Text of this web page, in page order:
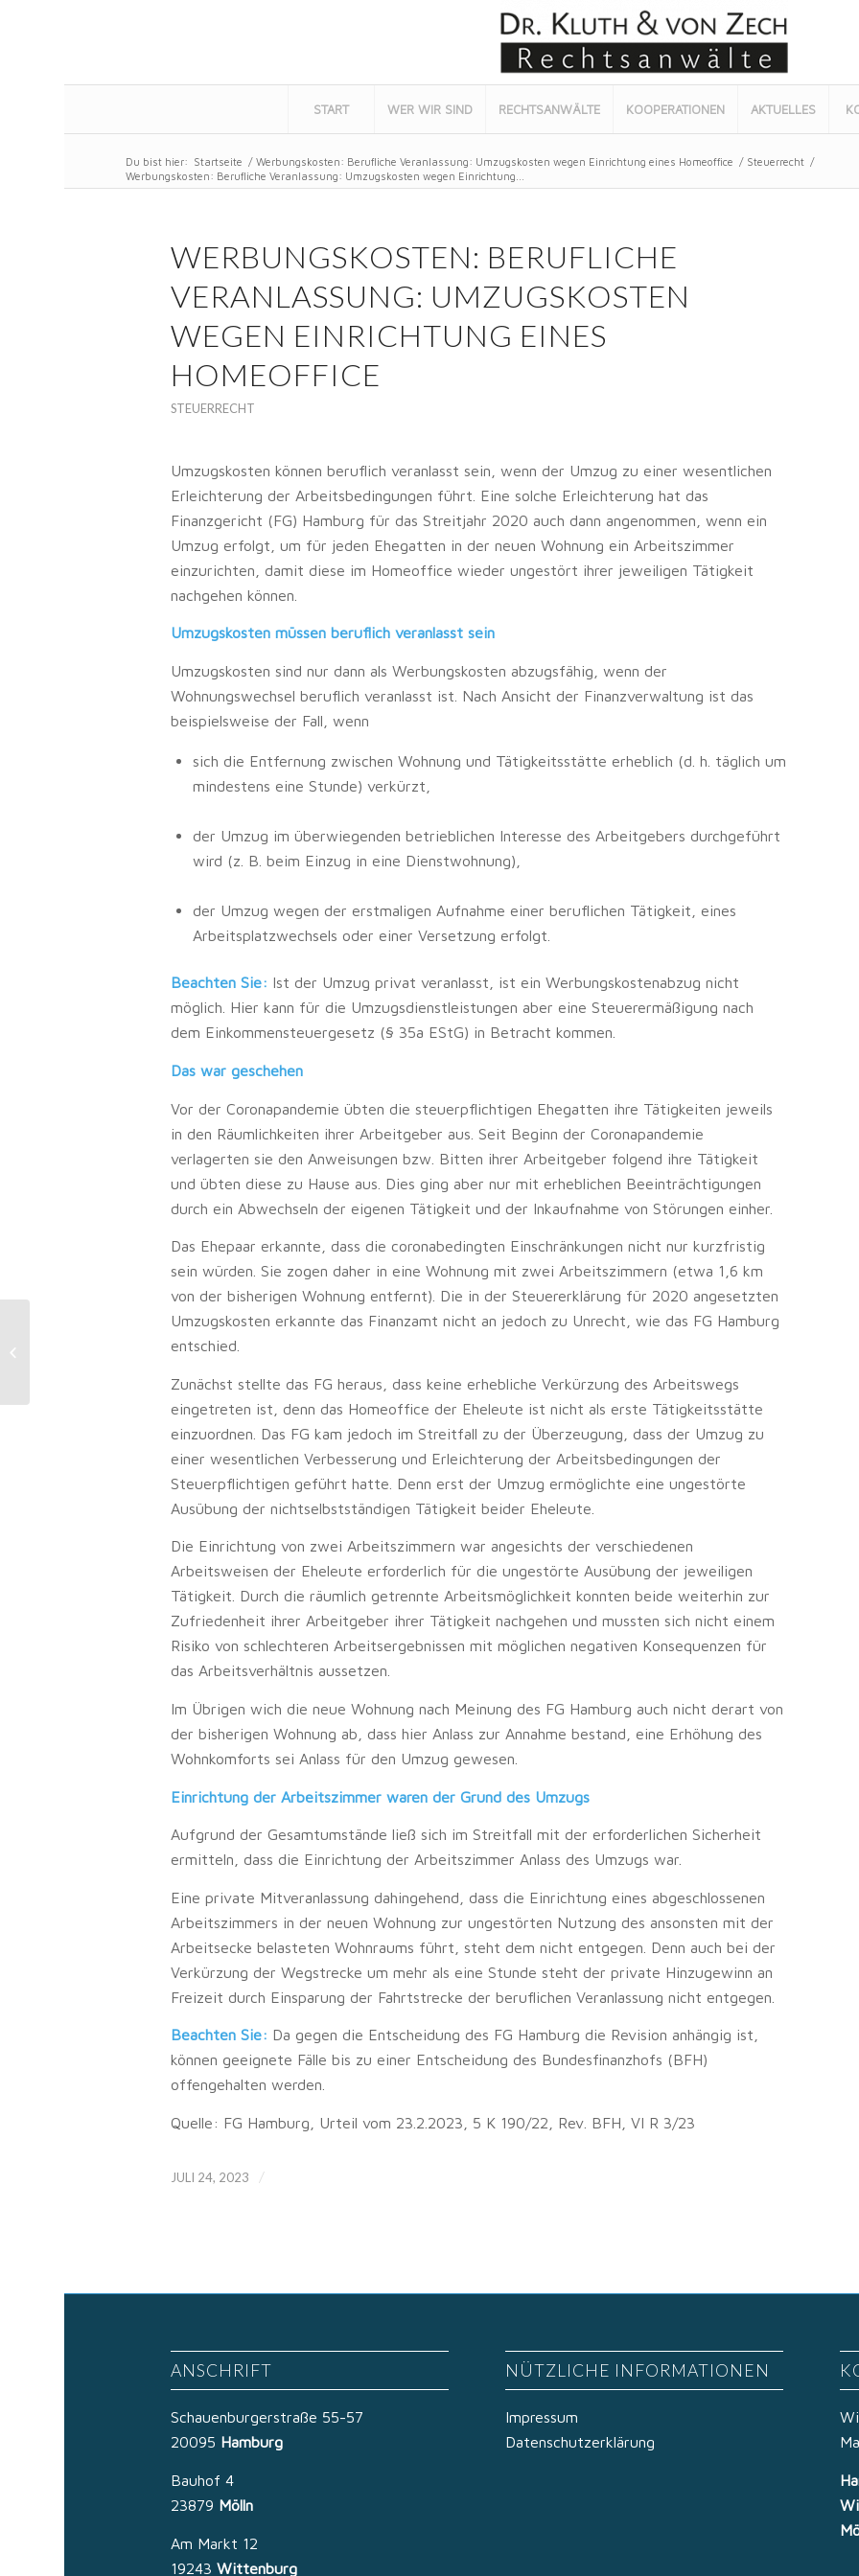
START WER WIR SIND RECHTSANWÄLTE KOOPERATIONEN AKTUELLES
Du bist hier: Startseite / Werbungskosten: Berufliche Veranlassung: Umzugskosten wegen Einrichtung eines Homeoffice / Steuerrecht /
Werbungskosten: Berufliche Veranlassung: Umzugskosten wegen Einrichtung...
WERBUNGSKOSTEN: BERUFLICHE
VERANLASSUNG: UMZUGSKOSTEN
WEGEN EINRICHTUNG EINES
HOMEOFFICE
STEUERRECHT
Umzugskosten können beruflich veranlasst sein, wenn der Umzug zu einer wesentlichen
Erleichterung der Arbeitsbedingungen führt. Eine solche Erleichterung hat das
Finanzgericht (FG) Hamburg für das Streitjahr 2020 auch dann angenommen, wenn ein
Umzug erfolgt, um für jeden Ehegatten in der neuen Wohnung ein Arbeitszimmer
einzurichten, damit diese im Homeoffice wieder ungestört ihrer jeweiligen Tätigkeit
nachgehen können.
Umzugskosten müssen beruflich veranlasst sein
Umzugskosten sind nur dann als Werbungskosten abzugsfähig, wenn der
Wohnungswechsel beruflich veranlasst ist. Nach Ansicht der Finanzverwaltung ist das
beispielsweise der Fall, wenn
sich die Entfernung zwischen Wohnung und Tätigkeitsstätte erheblich (d. h. täglich um
mindestens eine Stunde) verkürzt,
der Umzug im überwiegenden betrieblichen Interesse des Arbeitgebers durchgeführt
wird (z. B. beim Einzug in eine Dienstwohnung),
der Umzug wegen der erstmaligen Aufnahme einer beruflichen Tätigkeit, eines
Arbeitsplatzwechsels oder einer Versetzung erfolgt.
Beachten Sie: Ist der Umzug privat veranlasst, ist ein Werbungskostenabzug nicht
möglich. Hier kann für die Umzugsdienstleistungen aber eine Steuerermäßigung nach
dem Einkommensteuergesetz (§ 35a EStG) in Betracht kommen.
Das war geschehen
Vor der Coronapandemie übten die steuerpflichtigen Ehegatten ihre Tätigkeiten jeweils
in den Räumlichkeiten ihrer Arbeitgeber aus. Seit Beginn der Coronapandemie
verlagerten sie den Anweisungen bzw. Bitten ihrer Arbeitgeber folgend ihre Tätigkeit
und übten diese zu Hause aus. Dies ging aber nur mit erheblichen Beeinträchtigungen
durch ein Abwechseln der eigenen Tätigkeit und der Inkaufnahme von Störungen einher.
Das Ehepaar erkannte, dass die coronabedingten Einschränkungen nicht nur kurzfristig
sein würden. Sie zogen daher in eine Wohnung mit zwei Arbeitszimmern (etwa 1,6 km
von der bisherigen Wohnung entfernt). Die in der Steuererklärung für 2020 angesetzten
Umzugskosten erkannte das Finanzamt nicht an jedoch zu Unrecht, wie das FG Hamburg
entschied.
Zunächst stellte das FG heraus, dass keine erhebliche Verkürzung des Arbeitswegs
eingetreten ist, denn das Homeoffice der Eheleute ist nicht als erste Tätigkeitsstätte
einzuordnen. Das FG kam jedoch im Streitfall zu der Überzeugung, dass der Umzug zu
einer wesentlichen Verbesserung und Erleichterung der Arbeitsbedingungen der
Steuerpflichtigen geführt hatte. Denn erst der Umzug ermöglichte eine ungestörte
Ausübung der nichtselbstständigen Tätigkeit beider Eheleute.
Die Einrichtung von zwei Arbeitszimmern war angesichts der verschiedenen
Arbeitsweisen der Eheleute erforderlich für die ungestörte Ausübung der jeweiligen
Tätigkeit. Durch die räumlich getrennte Arbeitsmöglichkeit konnten beide weiterhin zur
Zufriedenheit ihrer Arbeitgeber ihrer Tätigkeit nachgehen und mussten sich nicht einem
Risiko von schlechteren Arbeitsergebnissen mit möglichen negativen Konsequenzen für
das Arbeitsverhältnis aussetzen.
Im Übrigen wich die neue Wohnung nach Meinung des FG Hamburg auch nicht derart von
der bisherigen Wohnung ab, dass hier Anlass zur Annahme bestand, eine Erhöhung des
Wohnkomforts sei Anlass für den Umzug gewesen.
Einrichtung der Arbeitszimmer waren der Grund des Umzugs
Aufgrund der Gesamtumstände ließ sich im Streitfall mit der erforderlichen Sicherheit
ermitteln, dass die Einrichtung der Arbeitszimmer Anlass des Umzugs war.
Eine private Mitveranlassung dahingehend, dass die Einrichtung eines abgeschlossenen
Arbeitszimmers in der neuen Wohnung zur ungestörten Nutzung des ansonsten mit der
Arbeitsecke belasteten Wohnraums führt, steht dem nicht entgegen. Denn auch bei der
Verkürzung der Wegstrecke um mehr als eine Stunde steht der private Hinzugewinn an
Freizeit durch Einsparung der Fahrtstrecke der beruflichen Veranlassung nicht entgegen.
Beachten Sie: Da gegen die Entscheidung des FG Hamburg die Revision anhängig ist,
können geeignete Fälle bis zu einer Entscheidung des Bundesfinanzhofs (BFH)
offengehalten werden.
Quelle: FG Hamburg, Urteil vom 23.2.2023, 5 K 190/22, Rev. BFH, VI R 3/23
JULI 24, 2023 /
ANSCHRIFT
Schauenburgerstraße 55-57
20095 Hamburg
Bauhof 4
23879 Mölln
Am Markt 12
19243 Wittenburg
NÜTZLICHE INFORMATIONEN
Impressum
Datenschutzerklärung
Schadensregulierung: Wenn der
Versicherer einen gestellten Unfall